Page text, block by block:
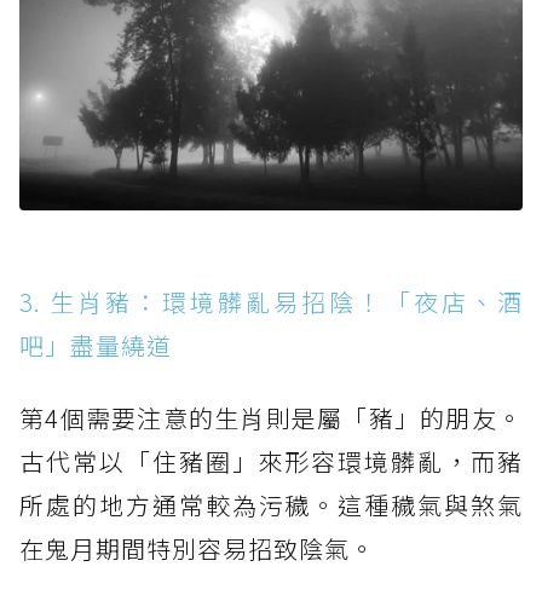
3. 生肖豬：環境髒亂易招陰！「夜店、酒
吧」盡量繞道
第4個需要注意的生肖則是屬「豬」的朋友。
古代常以「住豬圈」來形容環境髒亂，而豬
所處的地方通常較為污穢。這種穢氣與煞氣
在鬼月期間特別容易招致陰氣。